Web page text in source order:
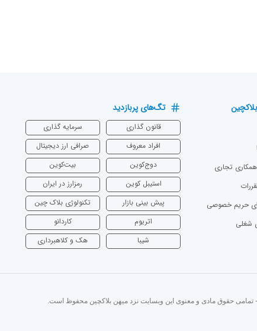
تجاری
حریم خصوصی
شغلی
تگ‌های پربازدید
قانون گذاری
سرمایه‌ گذاری
افراد معروف
صرافی ارز دیجیتال
دوج‌کوین
بیت‌کوین
استیبل کوین
رمزارز در ایران
پیش بینی بازار
تکنولوژی بلاک چین
اتریوم
‌کاردانو
شیبا
هک و کلاهبرداری